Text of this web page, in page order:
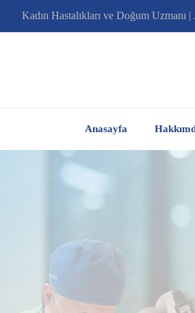
Kadın Hastalıkları ve Doğum
Anasayfa